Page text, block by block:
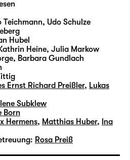
Udo Schulze
Hubel
Heine, Julia Markow
Barbara Gundlach
Ernst Richard Preißler, Lukas
Subklew
Born
Hermens, Matthias Huber, Ina
Rosa Preiß